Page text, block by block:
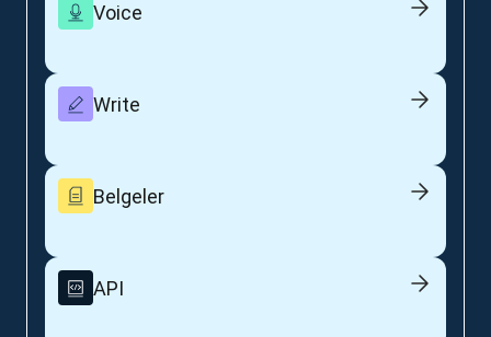
Voice
Write
Belgeler
API